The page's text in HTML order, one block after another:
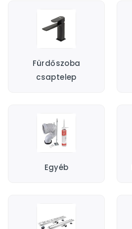
Fürdőszoba
csaptelep
Egyéb